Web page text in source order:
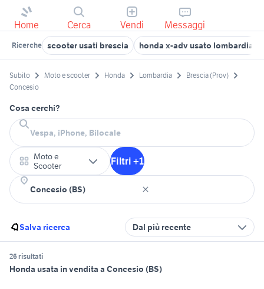
Home Cerca Vendi Messaggi
Ricerche scooter usati brescia honda x-adv usato lombardia
Subito Moto e scooter Honda Lombardia
Brescia (Prov)
Concesio
Cosa cerchi?
Moto e
Scooter
Filtri +1
Salva ricerca Dal più recente
26 risultati
Honda usata in vendita a Concesio (BS)